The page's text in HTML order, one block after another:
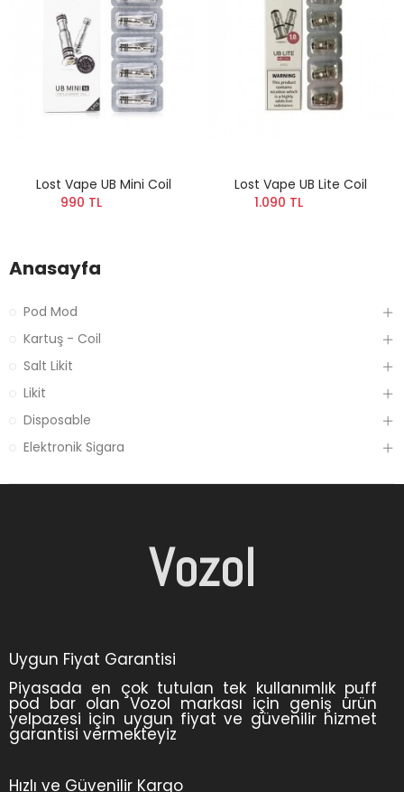
Lost Vape UB Mini Coil
990 TL
Lost Vape UB Lite Coil
1.090 TL
Anasayfa
Pod Mod
Kartuş - Coil
Salt Likit
Likit
Disposable
Elektronik Sigara
Vozol
Uygun Fiyat Garantisi
Piyasada en çok tutulan tek kullanımlık puff
pod bar olan Vozol markası için geniş ürün
yelpazesi için uygun fiyat ve güvenilir hizmet
garantisi vermekteyiz
Hızlı ve Güvenilir Kargo